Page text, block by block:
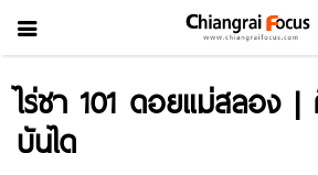
ไร่ชา 101 ดอยแม่สลอง |
บันได